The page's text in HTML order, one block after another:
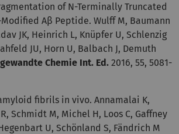
of N-Terminally Truncated
Aβ Peptide. Wulff M, Baumann
JK, Heinrich L, Knüpfer U, Schlenzig
JU, Horn U, Balbach J, Demuth
Chemie Int. Ed. 2016, 55, 5081-
fibrils in vivo. Annamalai K,
Schmidt M, Michel H, Loos C, Gaffney
U, Schönland S, Fändrich M